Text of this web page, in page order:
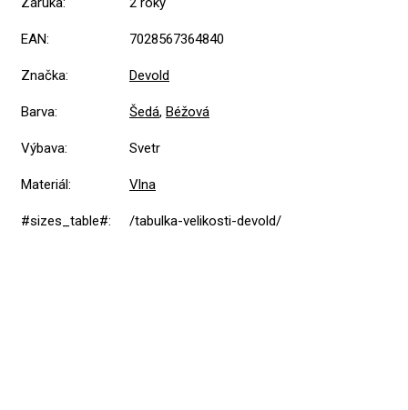
EAN: 7028567364840
Značka: Devold
Barva: Šedá, Béžová
Výbava: Svetr
Materiál: Vlna
#sizes_table#: /tabulka-velikosti-devold/